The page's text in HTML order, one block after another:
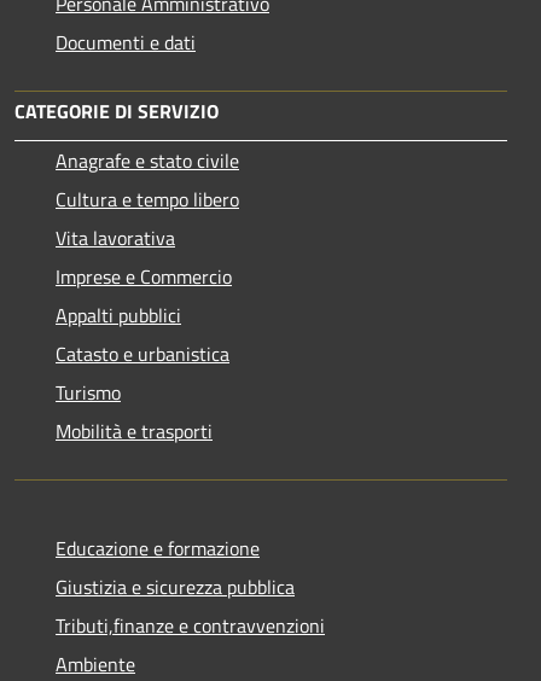
Documenti e dati
CATEGORIE DI SERVIZIO
Anagrafe e stato civile
Cultura e tempo libero
Vita lavorativa
Imprese e Commercio
Appalti pubblici
Catasto e urbanistica
Turismo
Mobilità e trasporti
Educazione e formazione
Giustizia e sicurezza pubblica
Tributi,finanze e contravvenzioni
Ambiente